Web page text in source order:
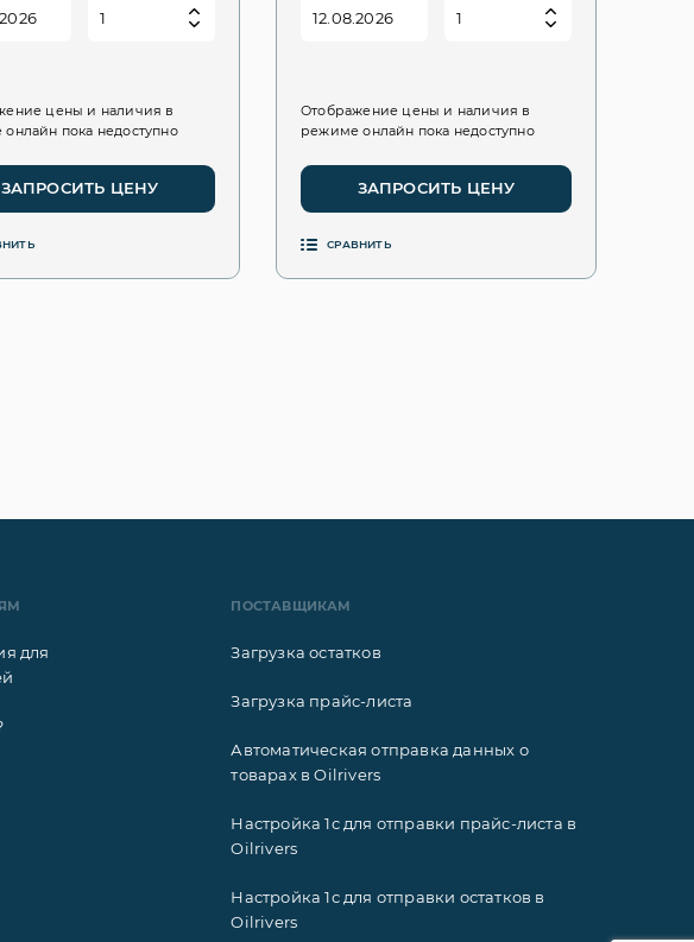
цены и наличия в
пока недоступно
ЗАПРОСИТЬ ЦЕНУ
Отображение цены и наличия в
режиме онлайн пока недоступно
ЗАПРОСИТЬ ЦЕНУ
СРАВНИТЬ
для
ПОСТАВЩИКАМ
Загрузка остатков
Загрузка прайс-листа
Автоматическая отправка данных о
товарах в Oilrivers
Настройка 1с для отправки прайс-листа в
Oilrivers
Настройка 1с для отправки остатков в
Oilrivers